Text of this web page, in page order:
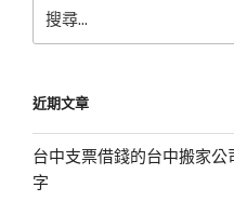
尋
字:
近期文章
台中支票借錢的台中搬家
字